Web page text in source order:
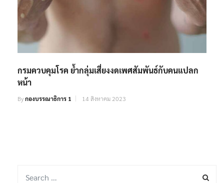
กรมควบคุมโรค ย้ำกลุ่มเสี่ยงงดเพศสัมพันธ์กับคนแปลก
หน้า
Byกองบรรณาธิการ 1 14 สิงหาคม 2023